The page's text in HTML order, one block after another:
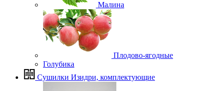
Малина
Плодово-ягодные
Голубика
Сушилки Изидри, комплектующие